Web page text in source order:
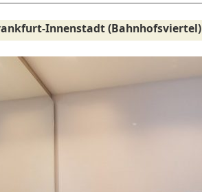
Innenstadt (Bahnhofsviertel)